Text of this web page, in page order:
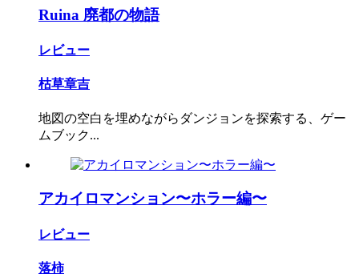
Ruina 廃都の物語
レビュー
枯草章吉
地図の空白を埋めながらダンジョンを探索する、ゲー
ムブック...
アカイロマンション〜ホラー編〜
レビュー
落柿